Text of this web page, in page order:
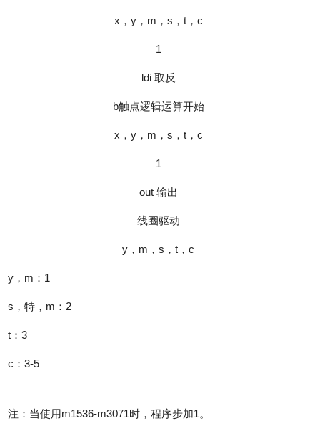
x，y，m，s，t，c
1
ldi 取反
b触点逻辑运算开始
x，y，m，s，t，c
1
out 输出
线圈驱动
y，m，s，t，c
y，m：1
s，特，m：2
t：3
c：3-5
注：当使用m1536-m3071时，程序步加1。